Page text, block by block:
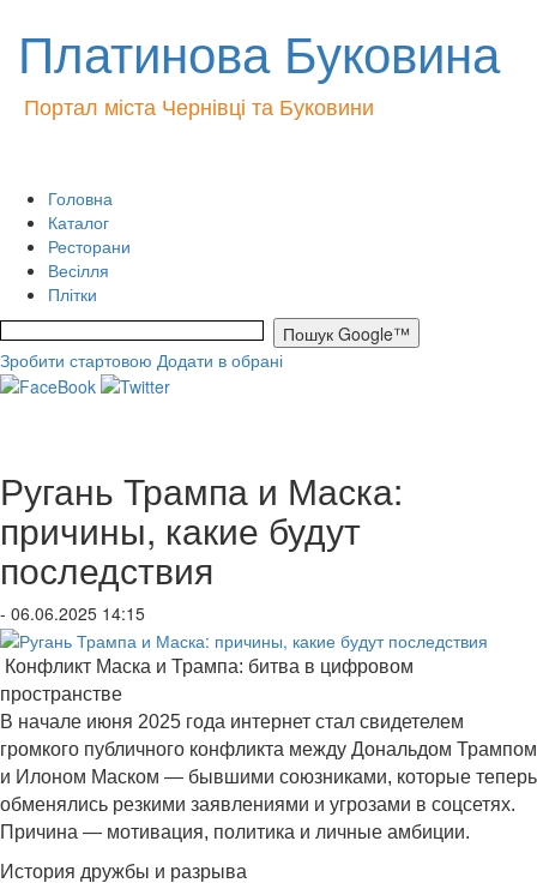
Платинова Буковина
Портал міста Чернівці та Буковини
Головна
Каталог
Ресторани
Весілля
Плітки
Зробити стартовою Додати в обрані
Ругань Трампа и Маска:
причины, какие будут
последствия
- 06.06.2025 14:15
Конфликт Маска и Трампа: битва в цифровом
пространстве
В начале июня 2025 года интернет стал свидетелем
громкого публичного конфликта между Дональдом Трампом
и Илоном Маском — бывшими союзниками, которые теперь
обменялись резкими заявлениями и угрозами в соцсетях.
Причина — мотивация, политика и личные амбиции.
История дружбы и разрыва